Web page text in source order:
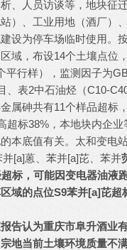
、人员访谈等，地块征
）、工业用地（酒厂）
设为停车场临时使用。
域，布设14个土壤点位
平行样），监测因子为
、表2中石油烃（C10-
属砷共有11个样品超标
超标38%，本地块内企
本底值有关。太和变电
[a]蒽、苯并[a]芘、苯并
标，可能因变电器油液
域的点位S9苯并[a]芘超
告认为重庆市阜升酒业
地当前土壤环境质量不